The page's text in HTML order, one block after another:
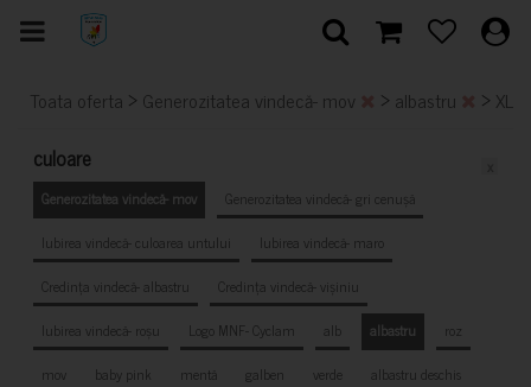
Toata oferta > Generozitatea vindecă- mov > albastru > XL
culoare
Generozitatea vindecă- mov
Generozitatea vindecă- gri cenușă
Iubirea vindecă- culoarea untului
Iubirea vindecă- maro
Credința vindecă- albastru
Credința vindecă- vișiniu
Iubirea vindecă- roșu
Logo MNF- Cyclam alb albastru
roz
mov
baby pink mentă galben verde
albastru deschis